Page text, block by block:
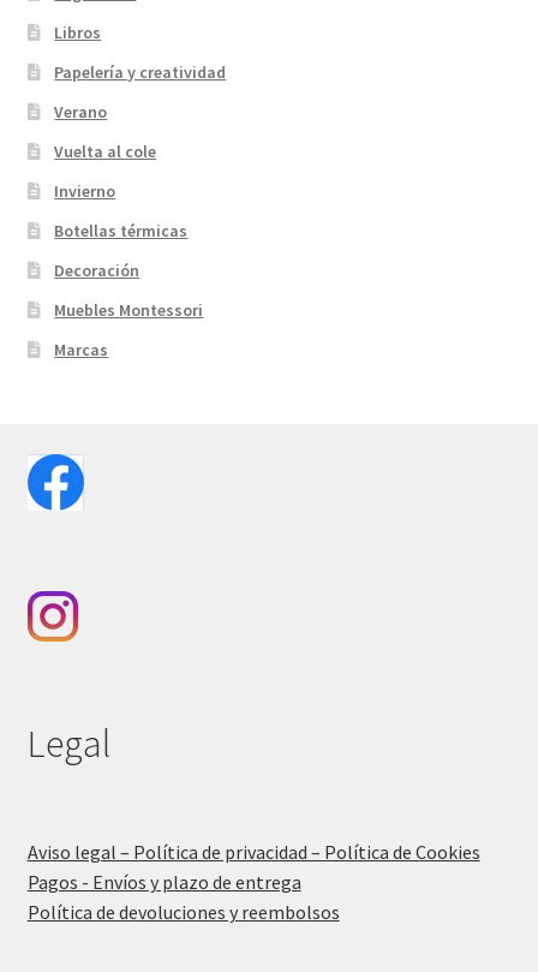
Libros
Papelería y creatividad
Verano
Vuelta al cole
Invierno
Botellas térmicas
Decoración
Muebles Montessori
Marcas
Legal
Aviso legal – Política de privacidad – Política de Cookies
Pagos - Envíos y plazo de entrega
Política de devoluciones y reembolsos